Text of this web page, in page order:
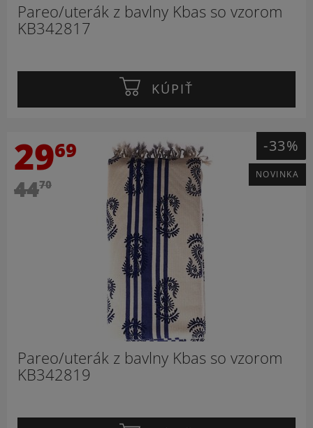
Pareo/uterák z bavlny Kbas so vzorom
KB342817
KÚPIŤ
2969
4470
-33%
NOVINKA
Pareo/uterák z bavlny Kbas so vzorom
KB342819